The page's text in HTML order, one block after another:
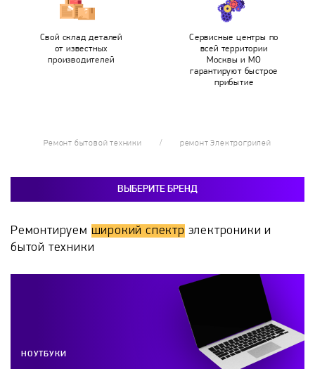
Свой склад деталей
от известных
производителей
Сервисные центры по
всей территории
Москвы и МО
гарантируют быстрое
прибытие
Ремонт бытовой техники ремонт Электрогрилей
ВЫБЕРИТЕ БРЕНД
Ремонтируем широкий спектр электроники и
бытой техники
НОУТБУКИ